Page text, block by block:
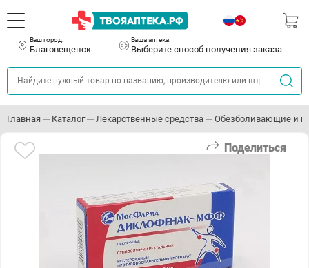
Ваш город:
Благовещенск
Ваша аптека:
Выберите способ получения заказа
Главная Каталог Лекарственные средства Обезболивающие и
Поделиться